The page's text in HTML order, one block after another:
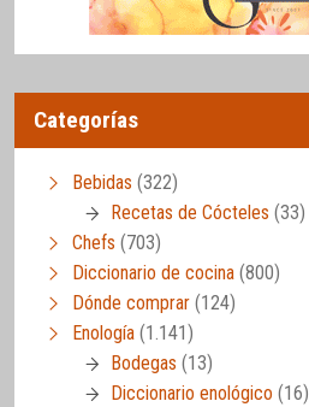
Categorías
Bebidas (322)
Recetas de Cócteles (33)
Chefs (703)
Diccionario de cocina (800)
Dónde comprar (124)
Enología (1.141)
Bodegas (13)
Diccionario enológico (16)